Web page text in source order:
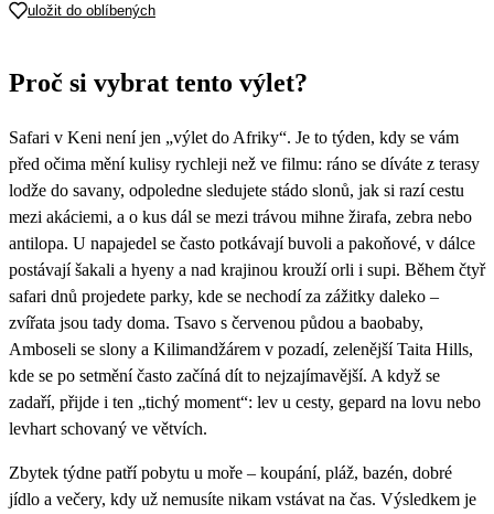
uložit do oblíbených
Proč si vybrat tento výlet?
Safari v Keni není jen „výlet do Afriky“. Je to týden, kdy se vám
před očima mění kulisy rychleji než ve filmu: ráno se díváte z terasy
lodže do savany, odpoledne sledujete stádo slonů, jak si razí cestu
mezi akáciemi, a o kus dál se mezi trávou mihne žirafa, zebra nebo
antilopa. U napajedel se často potkávají buvoli a pakoňové, v dálce
postávají šakali a hyeny a nad krajinou krouží orli i supi. Během čtyř
safari dnů projedete parky, kde se nechodí za zážitky daleko –
zvířata jsou tady doma. Tsavo s červenou půdou a baobaby,
Amboseli se slony a Kilimandžárem v pozadí, zelenější Taita Hills,
kde se po setmění často začíná dít to nejzajímavější. A když se
zadaří, přijde i ten „tichý moment“: lev u cesty, gepard na lovu nebo
levhart schovaný ve větvích.
Zbytek týdne patří pobytu u moře – koupání, pláž, bazén, dobré
jídlo a večery, kdy už nemusíte nikam vstávat na čas. Výsledkem je